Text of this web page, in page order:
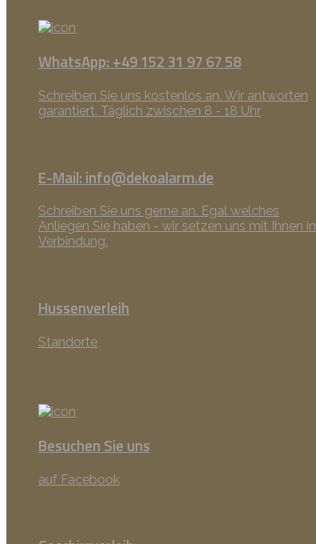
WhatsApp: +49 152 31 97 67 58
Schreiben Sie uns kostenlos an. Wir antworten
garantiert. Täglich zwischen 8 - 18 Uhr
E-Mail: info@dekoalarm.de
Schreiben Sie uns gerne an. Egal welches
Anliegen Sie haben - wir setzen uns mit Ihnen in
Verbindung.
Hussenverleih
Standorte
Besuchen Sie uns
auf Facebook